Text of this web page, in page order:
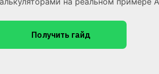
Получить гайд